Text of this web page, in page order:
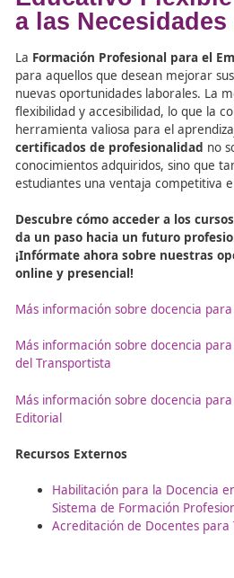
empleo. Con la creciente
cualificados, contar con un
puede marcar la diferencia a la
Conclusión: Un
Educativo
a las
para aquellos que desean
nuevas oportunidades
flexibilidad y accesibilidad, lo